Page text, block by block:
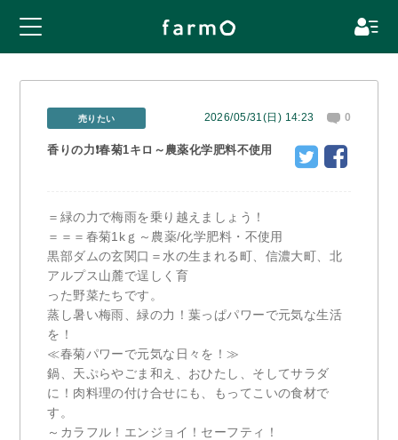
売りたい 2026/05/31(日) 14:23 0
香りの力❗春菊1キロ～農薬化学肥料不使用
＝緑の力で梅雨を乗り越えましょう！
＝＝＝春菊1kｇ～農薬/化学肥料・不使用
黒部ダムの玄関口＝水の生まれる町、信濃大町、北
アルプス山麓で逞しく育
った野菜たちです。
蒸し暑い梅雨、緑の力！葉っぱパワーで元気な生活
を！
≪春菊パワーで元気な日々を！≫
鍋、天ぷらやごま和え、おひたし、そしてサラダ
に！肉料理の付け合せにも、もってこいの食材で
す。
～カラフル！エンジョイ！セーフティ！